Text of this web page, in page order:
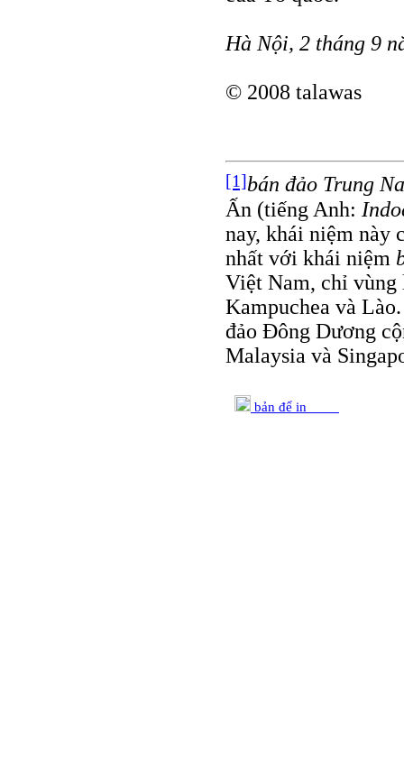
Hà Nội, 2 tháng 9
© 2008 talawas
[1]bán đảo Trung
Ấn (tiếng Anh:
nay, khái niệm này
nhất với khái niệm
Việt Nam, chỉ vùng
Kampuchea và
đảo Đông Dương
Malaysia và
bản để in